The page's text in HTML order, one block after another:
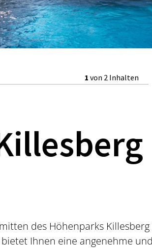
1 von 2 Inhalten
des Höhenparks
Ihnen eine angenehme